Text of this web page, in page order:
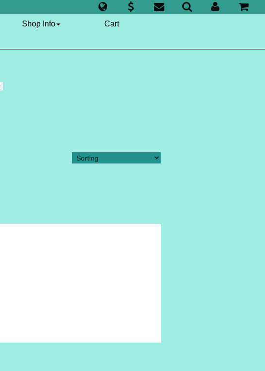
Shop Info Cart